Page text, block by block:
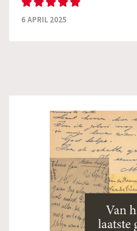
6 APRIL 2025